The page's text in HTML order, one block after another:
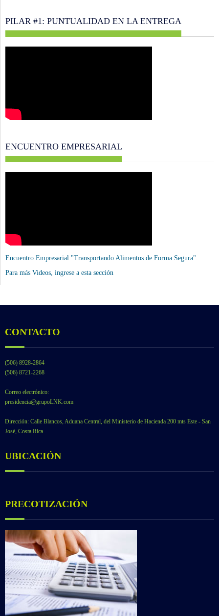
PILAR #1: PUNTUALIDAD EN LA ENTREGA
ENCUENTRO EMPRESARIAL
Encuentro Empresarial "Transportando Alimentos de Forma Segura".
Para más Videos, ingrese a esta sección
CONTACTO
(506) 8928-2864
(506) 8721-2268
Correo electrónico:
presidencia@grupoLNK.com
Dirección: Calle Blancos, Aduana Central, del Ministerio de Hacienda 200 mts Este - San
José, Costa Rica
UBICACIÓN
PRECOTIZACIÓN